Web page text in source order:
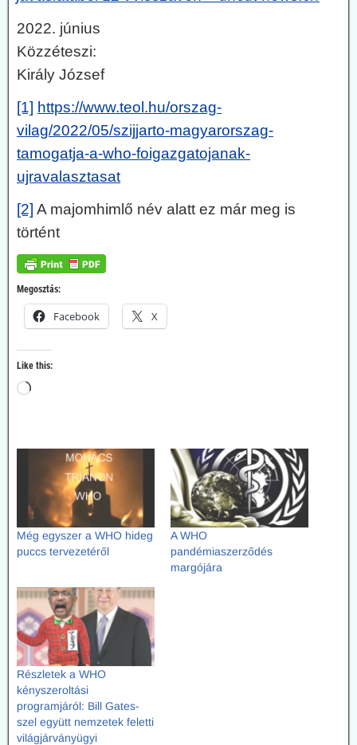
2022. június
Közzéteszi:
Király József
[1] https://www.teol.hu/orszag-
vilag/2022/05/szijjarto-magyarorszag-
tamogatja-a-who-foigazgatojanak-
ujravalasztasat
[2] A majomhimlő név alatt ez már meg is
történt
Megosztás:
Facebook X
Like this:
Még egyszer a WHO hideg
puccs tervezetéről
A WHO
pandémiaszerződés
margójára
Részletek a WHO
kényszeroltási
programjáról: Bill Gates-
szel együtt nemzetek feletti
világjárványügyi